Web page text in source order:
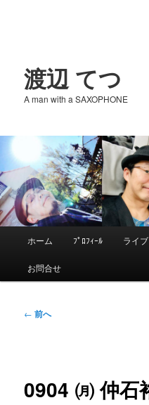
渡辺 てつ
A man with a SAXOPHONE
メ
イ
ン
ン
ホーム ﾌﾟﾛﾌｨｰﾙ ライブ
お問合せ
投
ゲ
← 前へ
0904 ㈪ 仲石